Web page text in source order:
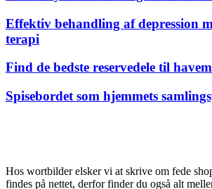
Effektiv behandling af depression
terapi
Find de bedste reservedele til
Spisebordet som hjemmets
Hos wortbilder elsker vi at skrive om fede
findes på nettet, derfor finder du også alt